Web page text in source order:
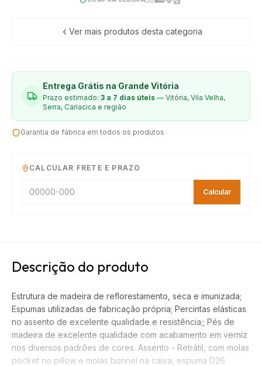
Ver mais produtos desta categoria
Entrega Grátis na Grande Vitória
Prazo estimado: 3 a 7 dias úteis — Vitória, Vila Velha,
Serra, Cariacica e região
Garantia de fábrica em todos os produtos
CALCULAR FRETE E PRAZO
Calcular
Descrição do produto
Estrutura de madeira de reflorestamento, seca e imunizada;
Espumas utilizadas de fabricação própria; Percintas elásticas
no assento de excelente qualidade e resistência;; Pés de
madeira de excelente qualidade com acabamento em verniz
nos diversos padrões de cores. Assento - Retrátil, com molas
pocket no pillow e molas bonnel na caixa, espuma D26